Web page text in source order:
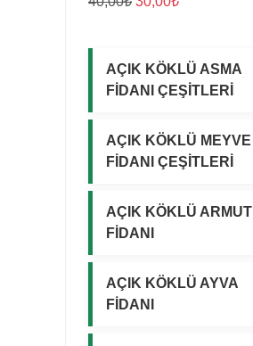
0
0
0
0
.
j
i
f
y
a
:
4
n
d
i
f
y
:
AÇIK KÖKLÜ ASMA
FİDANI ÇEŞİTLERİ
AÇIK KÖKLÜ MEYVE
FİDANI ÇEŞİTLERİ
AÇIK KÖKLÜ ARMUT
FİDANI
AÇIK KÖKLÜ AYVA
FİDANI